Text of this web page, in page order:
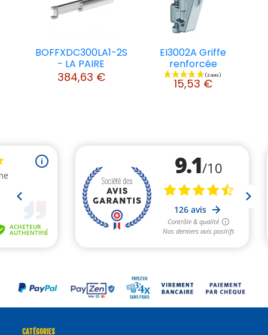
BOFFXDC300LA1-2S
- LA PAIRE
384,63 €
EI3002A Griffe
renforcée
15,53 €
CATÉGORIES